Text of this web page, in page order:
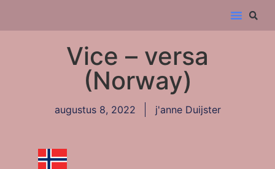
Vice – versa
(Norway)
augustus 8, 2022 j'anne Duijster